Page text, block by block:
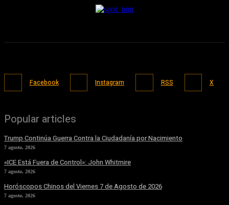
Facebook Instagram RSS X
Popular articles
Trump Continúa Guerra Contra la Ciudadanía por Nacimiento
7 agosto, 2026
«ICE Está Fuera de Control»: John Whitmire
7 agosto, 2026
Horóscopos Chinos del Viernes 7 de Agosto de 2026
7 agosto, 2026